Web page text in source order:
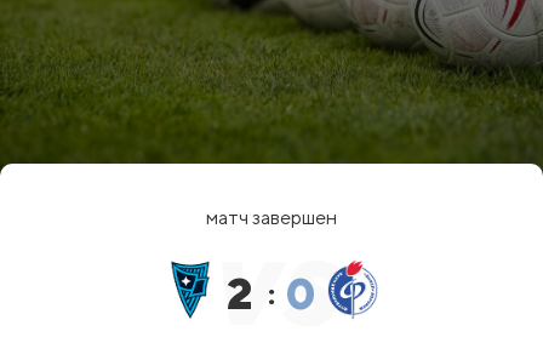
матч завершен
2 : 0